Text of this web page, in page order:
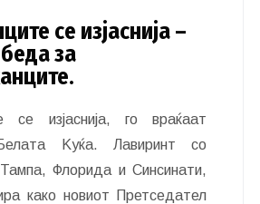
се изјаснија –
за
се изјаснија, го враќаат
Kуќа. Лавиринт со
Флорида и Синсинати,
како новиот Претседател